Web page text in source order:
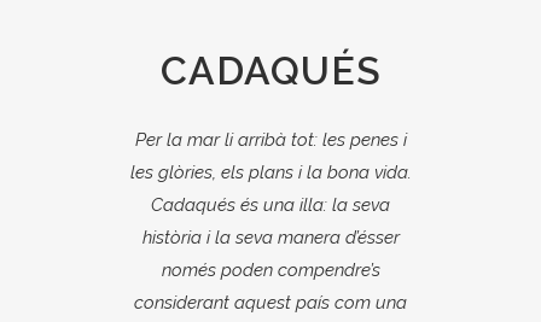
CADAQUÉS
Per la mar li arribà tot: les penes i
les glòries, els plans i la bona vida.
Cadaqués és una illa: la seva
història i la seva manera d’ésser
només poden compendre’s
considerant aquest país com una